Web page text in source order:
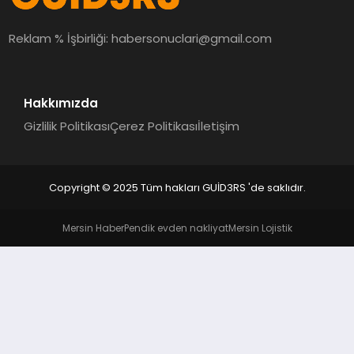
MAGAZIN
Reklam % İşbirliği:habersonuclari@gmail.com
Hakkımızda
Gizlilik PolitikasıÇerez Politikasıİletişim
Copyright © 2025 Tüm hakları GUİD3RS 'de saklıdır.
Mersin HaberPendik evden nakliyatMersin Lojistik